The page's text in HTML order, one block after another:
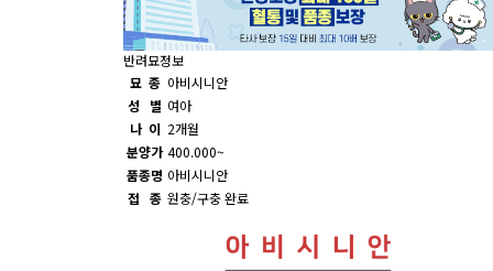
반려묘정보
묘 종 아비시니안
성 별 여아
나 이 2개월
분양가 400.000~
품종명 아비시니안
접 종 원충/구충 완료